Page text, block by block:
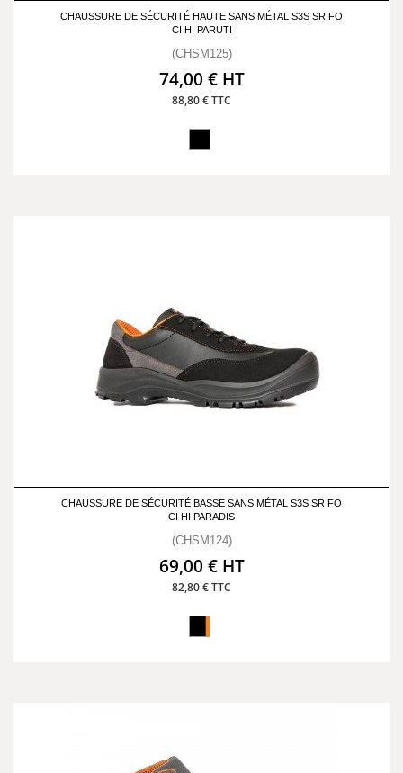
CHAUSSURE DE SÉCURITÉ HAUTE SANS MÉTAL S3S SR FO
CI HI PARUTI
(CHSM125)
74,00 € HT
88,80 € TTC
CHAUSSURE DE SÉCURITÉ BASSE SANS MÉTAL S3S SR FO
CI HI PARADIS
(CHSM124)
69,00 € HT
82,80 € TTC